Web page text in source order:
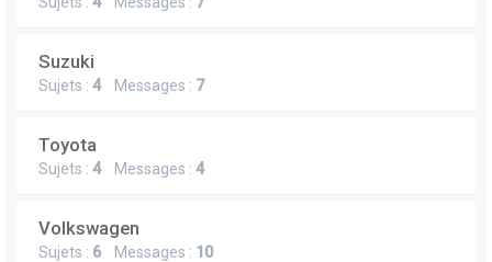
Suzuki
Sujets : 4Messages : 7
Toyota
Sujets : 4Messages : 4
Volkswagen
Sujets : 6 Messages : 10